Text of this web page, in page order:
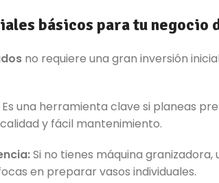
básicos para tu negocio
no requiere una gran inversión
Es una herramienta clave si planeas
y fácil mantenimiento.
Si no tienes máquina
en preparar vasos individuales.